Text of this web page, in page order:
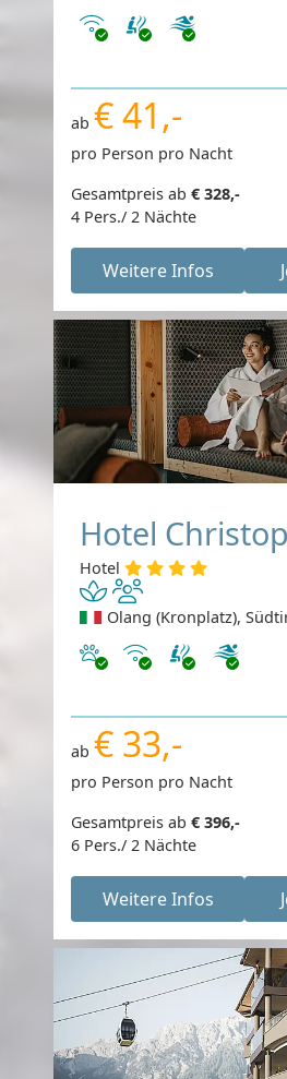
Internet
ab € 41,-
pro Person pro Nacht
Gesamtpreis ab € 328,-
4 Pers./ 2 Nächte
Weitere Infos
Hotel
Hotel
Olang (Kronplatz),
Haustiere erlaubt
Internet
ab € 33,-
pro Person pro Nacht
Gesamtpreis ab € 396,-
6 Pers./ 2 Nächte
Weitere Infos